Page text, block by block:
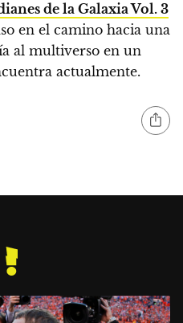
de la Galaxia Vol. 3
en el camino hacia una
al multiverso en un
actualmente.